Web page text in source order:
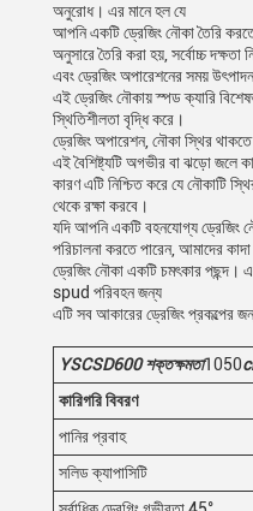
অনুরোধ। এর মানে হল যে
আপনি একটি ড্রেজিং নৌকা তৈরি
অনুসারে তৈরি করা হয়, সর্বোচ্চ দক্ষতা
এবং ড্রেজিং অপারেশনের সময়
এই ড্রেজিং নৌকায় স্পড ক্যারি
স্থিতিশীলতা বৃদ্ধি করে।
ড্রেজিং অপারেশন, নৌকা স্থির
এই বৈশিষ্ট্যটি অগভীর বা ঝড়ো জলে
কারণ এটি নিশ্চিত করে যে নৌকাটি
থেকে রক্ষা করবে।
যদি আপনি একটি বহনযোগ্য ড্রেজিং
পরিচালনা করতে পারেন, আমাদের কাদা
ড্রেজিং নৌকা একটি চমৎকার পছন্দ।
spud পরিবহন জন্য
এটি সব আকারের ড্রেজিং প্রকল্পের
YSCSD600 শক্তক্ষমতা1050
কারিগরি বিবরণ
পানির প্রবাহ
সলিড ক্যাপাসিটি